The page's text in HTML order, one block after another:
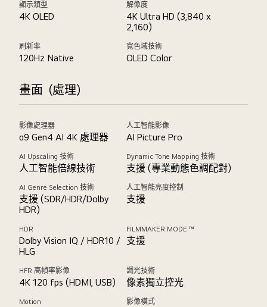
顯示類型
4K OLED
解像度
4K Ultra HD (3,840 x
2,160)
刷新率
120Hz Native
寬色域技術
OLED Color
畫面（處理）
影像處理器
α9 Gen4 AI 4K 處理器
人工智能影像
AI Picture Pro
AI Upscaling 技術
人工智能倍線技術
Dynamic Tone Mapping 技術
支援 (專業動態色調配對)
AI Genre Selection 技術
支援 (SDR/HDR/Dolby
HDR)
人工智能亮度控制
支援
HDR
Dolby Vision IQ / HDR10 /
HLG
FILMMAKER MODE ™
支援
HFR 高幀率影像
4K 120 fps (HDMI, USB)
調光技術
像素獨立控光
Motion 影像模式